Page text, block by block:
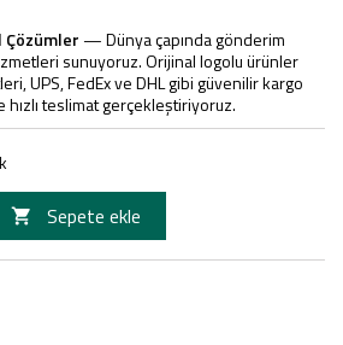
Çözümler — Dünya çapında gönderim
sunuyoruz. Orijinal logolu ürünler
UPS, FedEx ve DHL gibi güvenilir kargo
teslimat gerçekleştiriyoruz.
 Sepete ekle